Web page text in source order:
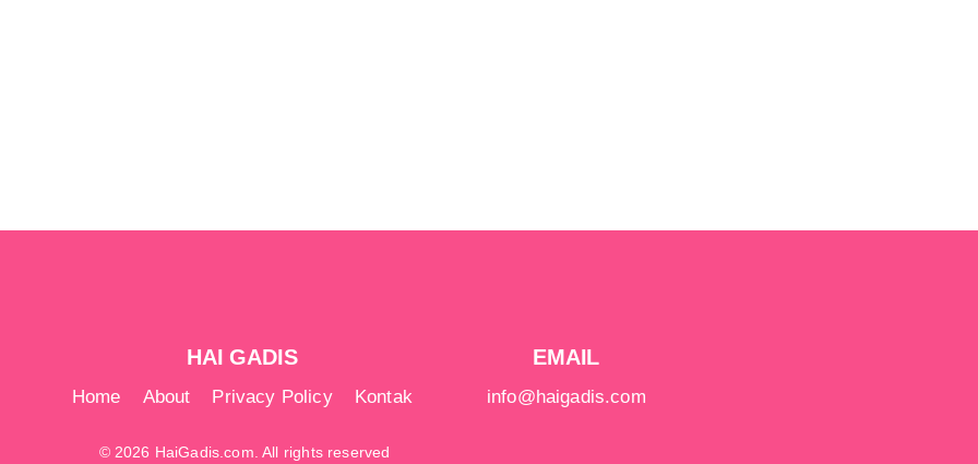
HAI GADIS
Home About Privacy Policy Kontak
EMAIL
info@haigadis.com
© 2026 HaiGadis.com. All rights reserved